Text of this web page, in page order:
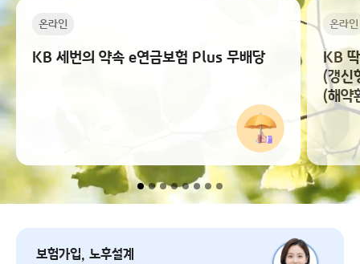
온라인
KB 세번의 약속 e연금보험 Plus 무배당
온라인
KB
(갱신
(해약
전문가 상담 서비스 신청
보험가입, 노후설계